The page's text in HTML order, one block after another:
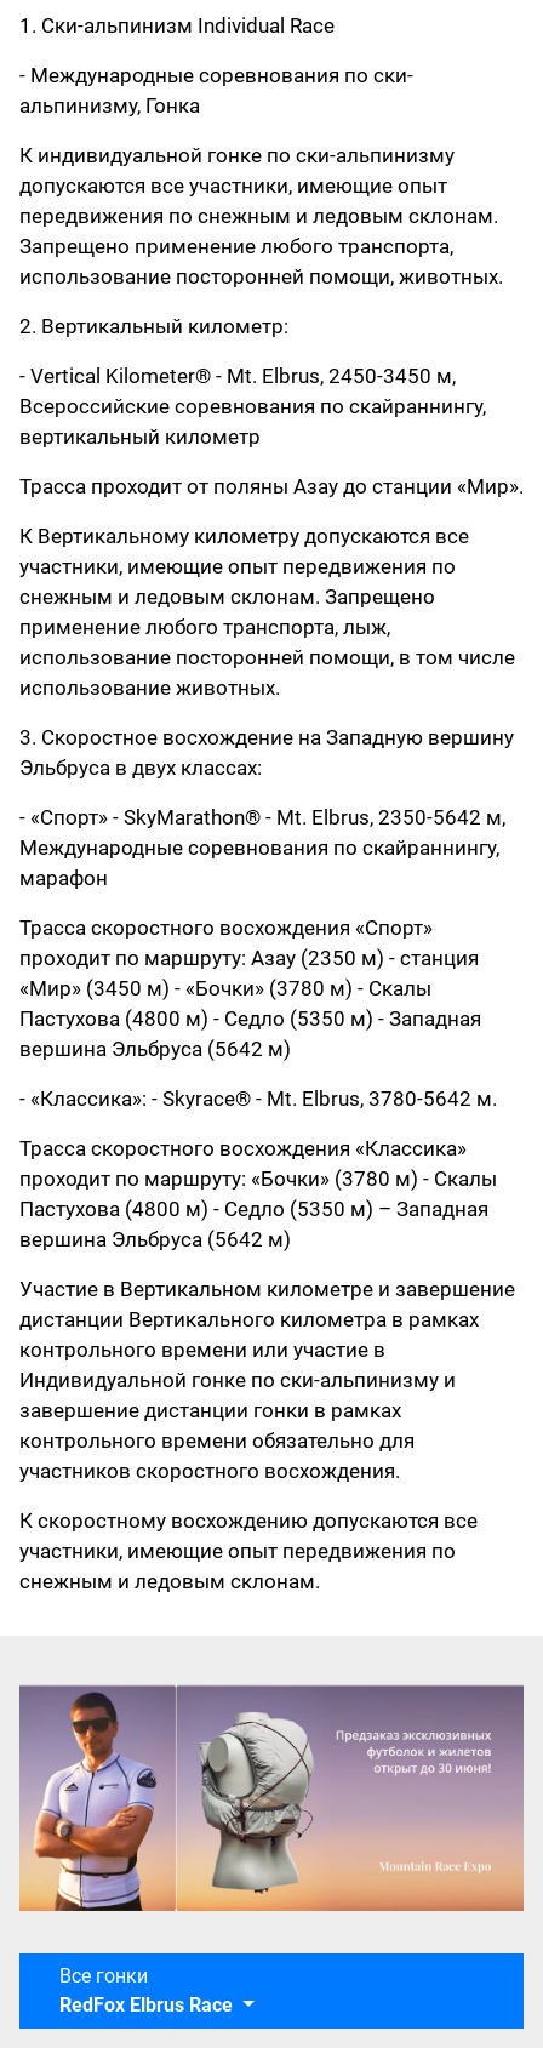
1. Ски-альпинизм Individual Race
- Международные соревнования по ски-
альпинизму, Гонка
К индивидуальной гонке по ски-альпинизму
допускаются все участники, имеющие опыт
передвижения по снежным и ледовым склонам.
Запрещено применение любого транспорта,
использование посторонней помощи, животных.
2. Вертикальный километр:
- Vertical Kilometer® - Mt. Elbrus, 2450-3450 м,
Всероссийские соревнования по скайраннингу,
вертикальный километр
Трасса проходит от поляны Азау до станции «Мир».
К Вертикальному километру допускаются все
участники, имеющие опыт передвижения по
снежным и ледовым склонам. Запрещено
применение любого транспорта, лыж,
использование посторонней помощи, в том числе
использование животных.
3. Скоростное восхождение на Западную вершину
Эльбруса в двух классах:
- «Спорт» - SkyMarathon® - Mt. Elbrus, 2350-5642 м,
Международные соревнования по скайраннингу,
марафон
Трасса скоростного восхождения «Спорт»
проходит по маршруту: Азау (2350 м) - станция
«Мир» (3450 м) - «Бочки» (3780 м) - Скалы
Пастухова (4800 м) - Седло (5350 м) - Западная
вершина Эльбруса (5642 м)
- «Классика»: - Skyrace® - Mt. Elbrus, 3780-5642 м.
Трасса скоростного восхождения «Классика»
проходит по маршруту: «Бочки» (3780 м) - Скалы
Пастухова (4800 м) - Седло (5350 м) – Западная
вершина Эльбруса (5642 м)
Участие в Вертикальном километре и завершение
дистанции Вертикального километра в рамках
контрольного времени или участие в
Индивидуальной гонке по ски-альпинизму и
завершение дистанции гонки в рамках
контрольного времени обязательно для
участников скоростного восхождения.
К скоростному восхождению допускаются все
участники, имеющие опыт передвижения по
снежным и ледовым склонам.
Все гонки
RedFox Elbrus Race